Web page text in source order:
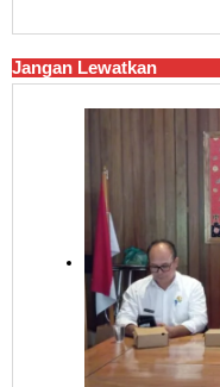
Jangan Lewatkan